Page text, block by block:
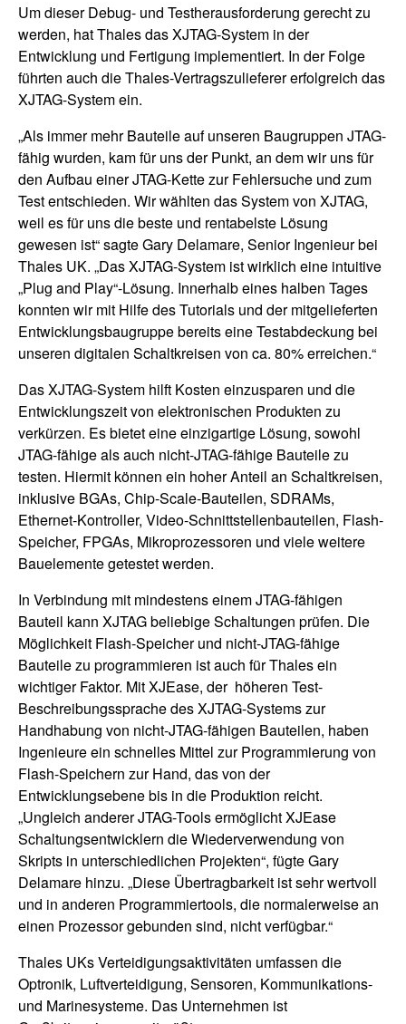
Um dieser Debug- und Testherausforderung gerecht zu
werden, hat Thales das XJTAG-System in der
Entwicklung und Fertigung implementiert. In der Folge
führten auch die Thales-Vertragszulieferer erfolgreich das
XJTAG-System ein.
„Als immer mehr Bauteile auf unseren Baugruppen JTAG-
fähig wurden, kam für uns der Punkt, an dem wir uns für
den Aufbau einer JTAG-Kette zur Fehlersuche und zum
Test entschieden. Wir wählten das System von XJTAG,
weil es für uns die beste und rentabelste Lösung
gewesen ist“ sagte Gary Delamare, Senior Ingenieur bei
Thales UK. „Das XJTAG-System ist wirklich eine intuitive
„Plug and Play“-Lösung. Innerhalb eines halben Tages
konnten wir mit Hilfe des Tutorials und der mitgelieferten
Entwicklungsbaugruppe bereits eine Testabdeckung bei
unseren digitalen Schaltkreisen von ca. 80% erreichen.“
Das XJTAG-System hilft Kosten einzusparen und die
Entwicklungszeit von elektronischen Produkten zu
verkürzen. Es bietet eine einzigartige Lösung, sowohl
JTAG-fähige als auch nicht-JTAG-fähige Bauteile zu
testen. Hiermit können ein hoher Anteil an Schaltkreisen,
inklusive BGAs, Chip-Scale-Bauteilen, SDRAMs,
Ethernet-Kontroller, Video-Schnittstellenbauteilen, Flash-
Speicher, FPGAs, Mikroprozessoren und viele weitere
Bauelemente getestet werden.
In Verbindung mit mindestens einem JTAG-fähigen
Bauteil kann XJTAG beliebige Schaltungen prüfen. Die
Möglichkeit Flash-Speicher und nicht-JTAG-fähige
Bauteile zu programmieren ist auch für Thales ein
wichtiger Faktor. Mit XJEase, der höheren Test-
Beschreibungssprache des XJTAG-Systems zur
Handhabung von nicht-JTAG-fähigen Bauteilen, haben
Ingenieure ein schnelles Mittel zur Programmierung von
Flash-Speichern zur Hand, das von der
Entwicklungsebene bis in die Produktion reicht.
„Ungleich anderer JTAG-Tools ermöglicht XJEase
Schaltungsentwicklern die Wiederverwendung von
Skripts in unterschiedlichen Projekten“, fügte Gary
Delamare hinzu. „Diese Übertragbarkeit ist sehr wertvoll
und in anderen Programmiertools, die normalerweise an
einen Prozessor gebunden sind, nicht verfügbar.“
Thales UKs Verteidigungsaktivitäten umfassen die
Optronik, Luftverteidigung, Sensoren, Kommunikations-
und Marinesysteme. Das Unternehmen ist